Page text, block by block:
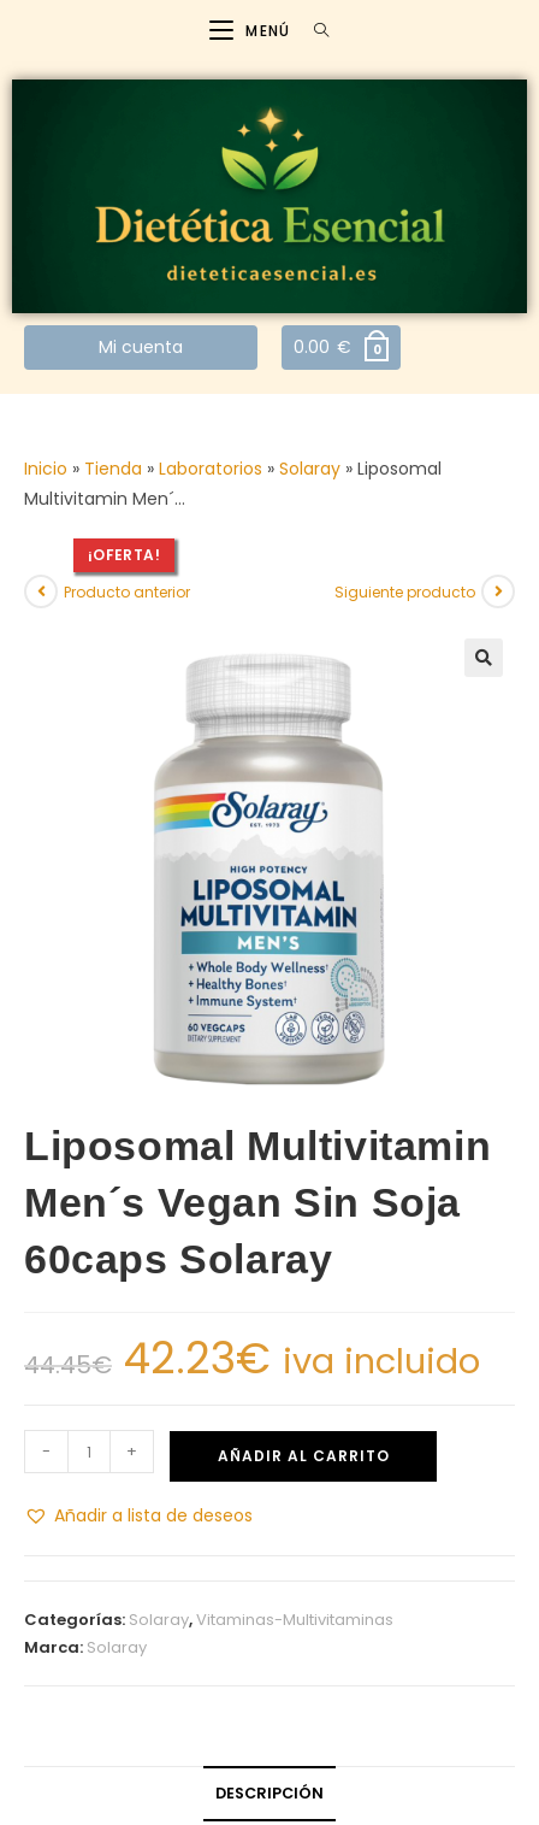
MENÚ
Mi cuenta 0.00 € 0
Inicio » Tienda » Laboratorios » Solaray » Liposomal
Multivitamin Men´…
¡OFERTA!
Producto anterior
Siguiente producto
Liposomal Multivitamin
Men´s Vegan Sin Soja
60caps Solaray
44.45€ 42.23€ iva incluido
- + AÑADIR AL CARRITO
Añadir a lista de deseos
Categorías: Solaray,Vitaminas-Multivitaminas
Marca: Solaray
DESCRIPCIÓN